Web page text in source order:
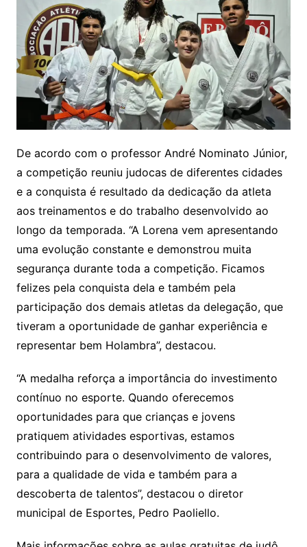
De acordo com o professor André Nominato Júnior,
a competição reuniu judocas de diferentes cidades
e a conquista é resultado da dedicação da atleta
aos treinamentos e do trabalho desenvolvido ao
longo da temporada. “A Lorena vem apresentando
uma evolução constante e demonstrou muita
segurança durante toda a competição. Ficamos
felizes pela conquista dela e também pela
participação dos demais atletas da delegação, que
tiveram a oportunidade de ganhar experiência e
representar bem Holambra”, destacou.
“A medalha reforça a importância do investimento
contínuo no esporte. Quando oferecemos
oportunidades para que crianças e jovens
pratiquem atividades esportivas, estamos
contribuindo para o desenvolvimento de valores,
para a qualidade de vida e também para a
descoberta de talentos”, destacou o diretor
municipal de Esportes, Pedro Paoliello.